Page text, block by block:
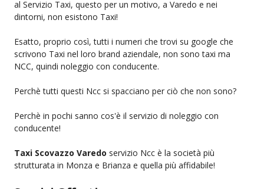
al Servizio Taxi, questo per un motivo, a Varedo e nei
dintorni, non esistono Taxi!
Esatto, proprio così, tutti i numeri che trovi su google che
scrivono Taxi nel loro brand aziendale, non sono taxi ma
NCC, quindi noleggio con conducente.
Perchè tutti questi Ncc si spacciano per ciò che non sono?
Perchè in pochi sanno cos'è il servizio di noleggio con
conducente!
Taxi Scovazzo Varedo servizio Ncc è la società più
strutturata in Monza e Brianza e quella più affidabile!